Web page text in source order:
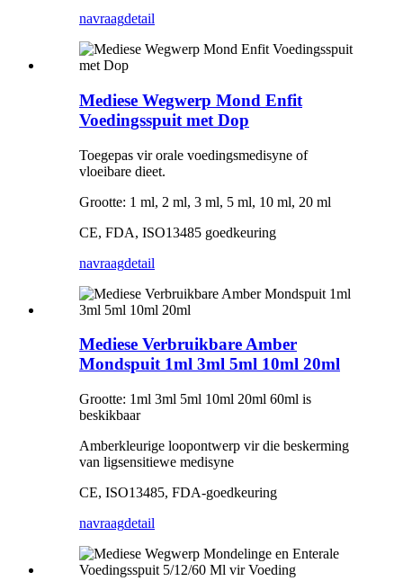
navraagdetail
Mediese Wegwerp Mond Enfit
Voedingsspuit met Dop
Toegepas vir orale voedingsmedisyne of
vloeibare dieet.
Grootte: 1 ml, 2 ml, 3 ml, 5 ml, 10 ml, 20 ml
CE, FDA, ISO13485 goedkeuring
navraagdetail
Mediese Verbruikbare Amber
Mondspuit 1ml 3ml 5ml 10ml 20ml
Grootte: 1ml 3ml 5ml 10ml 20ml 60ml is
beskikbaar
Amberkleurige loopontwerp vir die beskerming
van ligsensitiewe medisyne
CE, ISO13485, FDA-goedkeuring
navraagdetail